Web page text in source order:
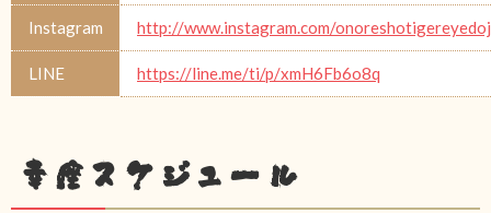
Instagram http://www.instagram.com/
LINE https://line.me/ti/p/xmH6Fb6o8q
幸座スケジュール